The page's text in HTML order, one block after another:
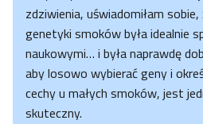
zdziwienia, uświadomiłam
genetyki smoków była idealnie
naukowymi… i była naprawdę
aby losowo wybierać geny i
cechy u małych smoków, jest
skuteczny.